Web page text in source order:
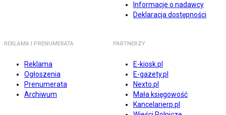
Informacje o nadawcy
Deklaracja dostępności
REKLAMA I PRENUMERATA
Reklama
Ogłoszenia
Prenumerata
Archiwum
PARTNERZY
E-kiosk.pl
E-gazety.pl
Nexto.pl
Mała księgowość
Kancelarierp.pl